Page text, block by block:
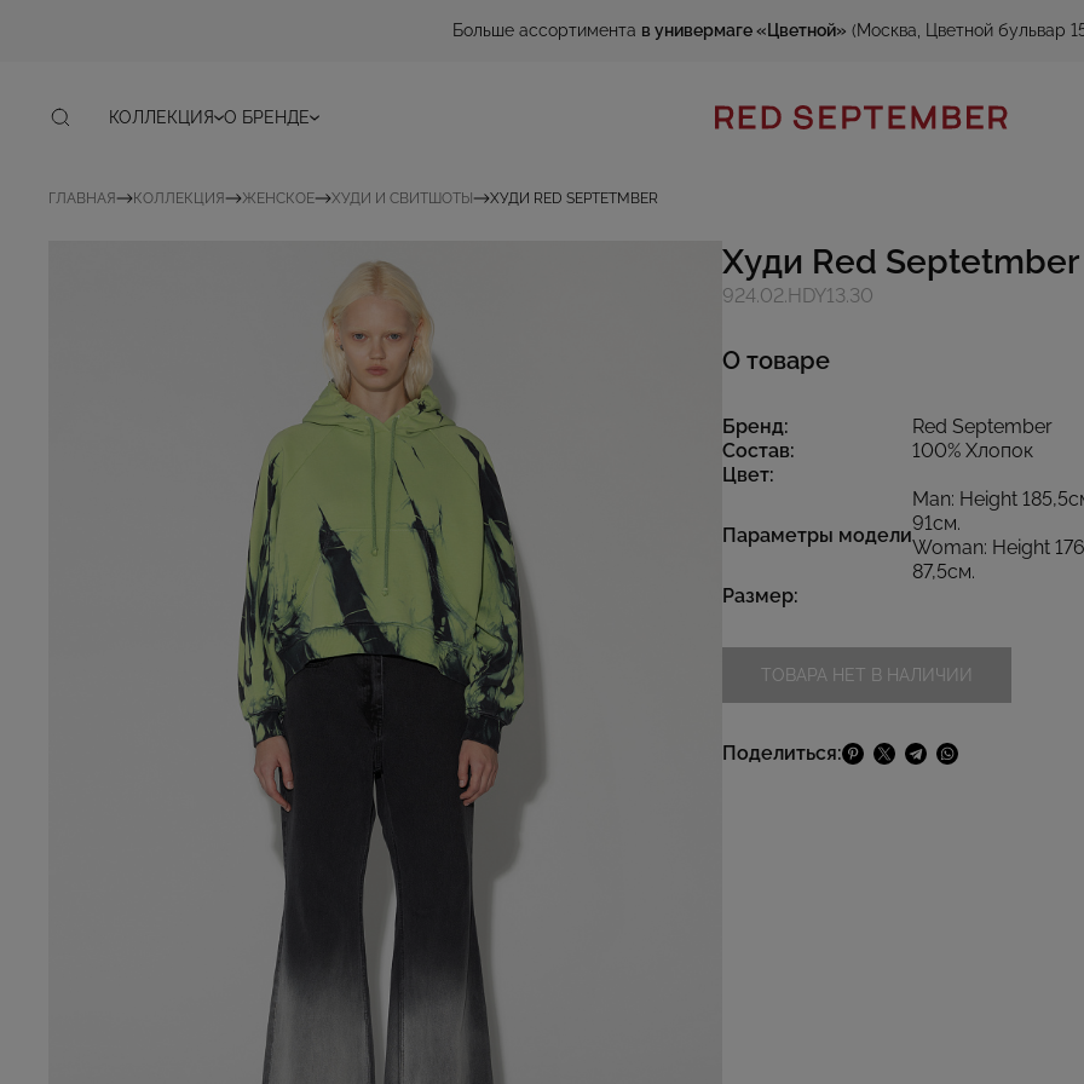
Больше ассортимента в универмаге «Цветной» (Москва, Цветной бульвар
КОЛЛЕКЦИЯ О БРЕНДЕ
ГЛАВНАЯ КОЛЛЕКЦИЯ ЖЕНСКОЕ ХУДИ И СВИТШОТЫ ХУДИ RED SEPTETMBER
Худи Red Septetmber
924.02.HDY13.30
О товаре
Бренд:
Red September
Состав:
100% Хлопок
Цвет:
Параметры модели
Man: Height
91см.
Woman: Height
87,5см.
Размер:
ТОВАРА НЕТ В НАЛИЧИИ
Поделиться: